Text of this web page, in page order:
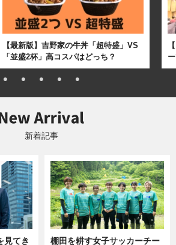
【最新版】吉野家の牛丼「超特盛」VS
「並盛2杯」高コスパはどっち？
新着記事
見てき
棚田を耕す女子サッカーチー